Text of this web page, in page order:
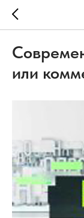
или